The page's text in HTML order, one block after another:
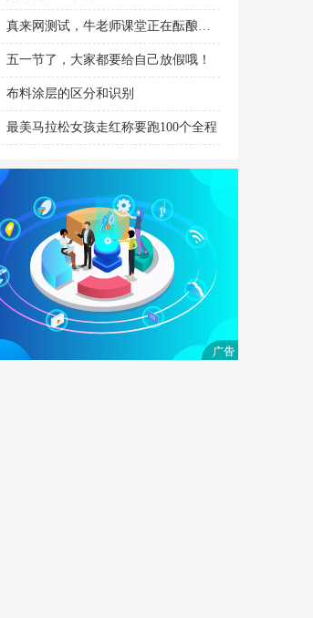
真来网测试，牛老师课堂正在酝酿上线
五一节了，大家都要给自己放假哦！
布料涂层的区分和识别
最美马拉松女孩走红称要跑100个全程